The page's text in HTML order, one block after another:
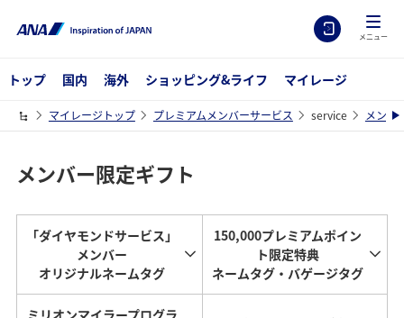
メニュー
トップ 国内 海外 ショッピング&ライフ マイレージ
マイレージトップ プレミアムメンバーサービス service メンバ
メンバー限定ギフト
「ダイヤモンドサービス」
メンバー
オリジナルネームタグ
150,000プレミアムポイン
ト限定特典
ネームタグ・バゲージタグ
ミリオンマイラープログラ